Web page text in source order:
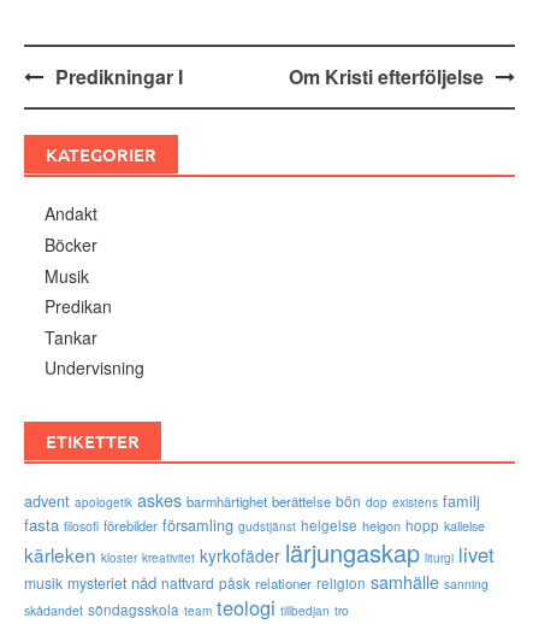
Inläggsnavigering
Predikningar I Om Kristi efterföljelse
KATEGORIER
Andakt
Böcker
Musik
Predikan
Tankar
Undervisning
ETIKETTER
advent apologetik askes barmhärtighet berättelse bön dop existens familj
fasta filosofi förebilder församling gudstjänst helgelse helgon hopp kallelse
kärleken kloster kreativitet kyrkofäder lärjungaskap liturgi livet
musik mysteriet nåd nattvard påsk relationer religion samhälle sanning
skådandet söndagsskola team teologi tillbedjan tro